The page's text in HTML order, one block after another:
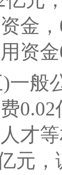
金
资金
一般
0.02
才
元，